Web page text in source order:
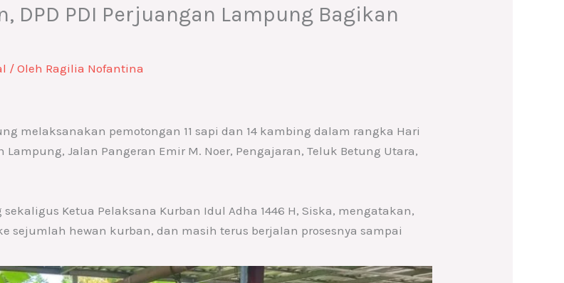
DPD PDI Perjuangan Lampung Bagikan
/ Oleh Ragilia Nofantina
melaksanakan pemotongan 11 sapi dan 14 kambing dalam rangka Hari
Lampung, Jalan Pangeran Emir M. Noer, Pengajaran, Teluk Betung Utara,
Ketua Pelaksana Kurban Idul Adha 1446 H, Siska, mengatakan,
sejumlah hewan kurban, dan masih terus berjalan prosesnya sampai